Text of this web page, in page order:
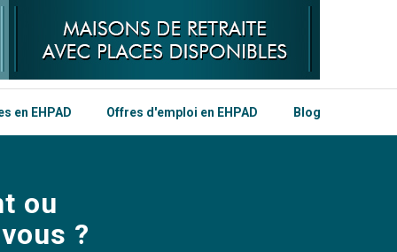
en EHPAD Offres d'emploi en EHPAD Blog
ou
?